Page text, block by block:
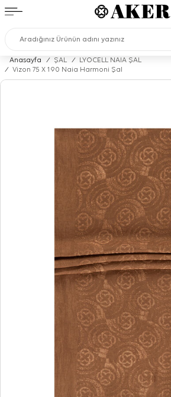
Anasayfa / ŞAL /
LYOCELL NAIA ŞAL
/
Vizon 75 X 190 Naia Harmoni Şal